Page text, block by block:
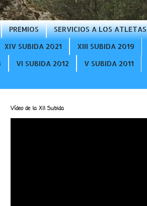
PREMIOS
SERVICIOS A LOS ATLETAS
XIV SUBIDA 2021
XIII SUBIDA 2019
VI SUBIDA 2012
V SUBIDA 2011
Vídeo de la XII Subida